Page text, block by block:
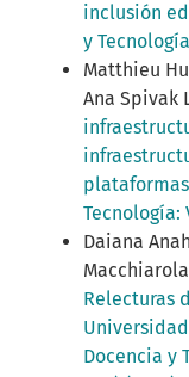
inclusión
y
Matthieu
Ana Spivak
Tecnología:
Daiana
Relecturas
Docencia y